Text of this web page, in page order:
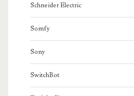
Schneider Electric
Somfy
Sony
SwitchBot